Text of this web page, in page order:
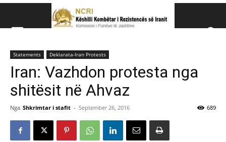
Këshillit Kombëtar të Rezistencës së Iranit (NCRI)
Statements Deklarata-Iran Protests
Iran: Vazhdon protesta nga
shitësit në Ahvaz
Nga Shkrimtar i stafit - September 26, 2016 689